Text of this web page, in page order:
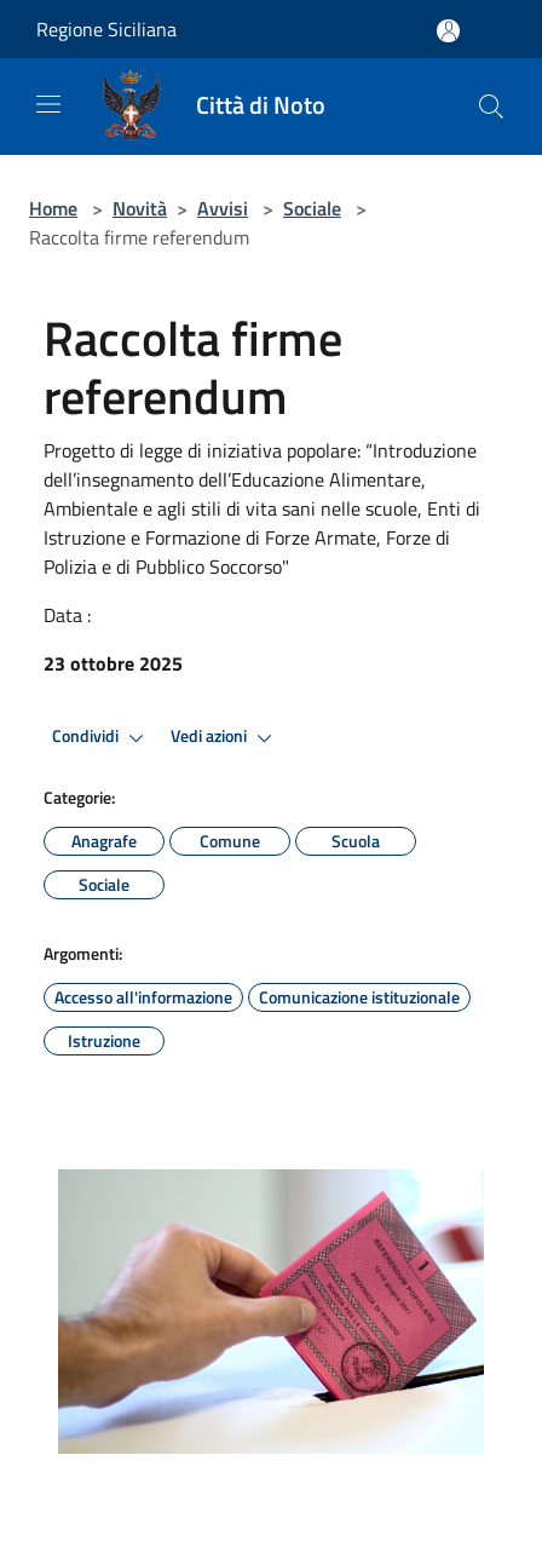
Regione Siciliana
Città di Noto
Home > Novità > Avvisi > Sociale >
Raccolta firme referendum
Raccolta firme
referendum
Progetto di legge di iniziativa popolare: “Introduzione
dell’insegnamento dell’Educazione Alimentare,
Ambientale e agli stili di vita sani nelle scuole, Enti di
Istruzione e Formazione di Forze Armate, Forze di
Polizia e di Pubblico Soccorso"
Data :
23 ottobre 2025
Condividi Vedi azioni
Categorie:
Anagrafe
Comune
Scuola
Sociale
Argomenti:
Accesso all'informazione
Comunicazione istituzionale
Istruzione